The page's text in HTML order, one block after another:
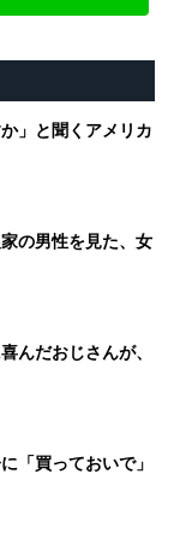
」と聞くアメリカ
の男性を見た、女
んだおじさんが、
「買っておいで」